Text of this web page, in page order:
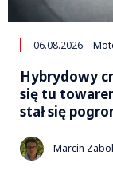
06.08.2026
Hybrydowy
się tu
stał się
Marcin